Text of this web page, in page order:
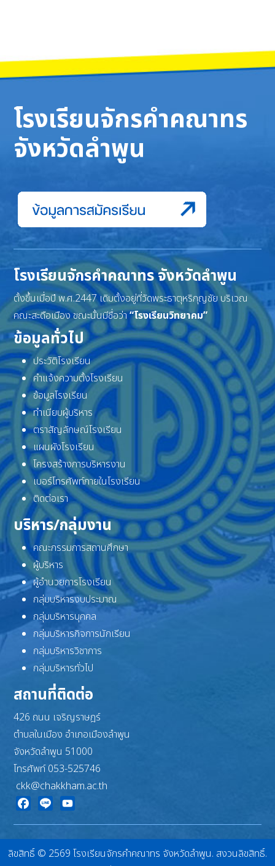
โรงเรียนจักรคำคณาทร
จังหวัดลำพูน
โรงเรียนจักรคำคณาทร จังหวัดลำพูน
ตั้งขึ้นเมื่อปี พ.ศ.2447 เดิมตั้งอยู่ที่วัดพระธาตุหริภุญชัย บริเวณ
คณะสะดือเมือง ขณะนั้นมีชื่อว่า“โรงเรียนวิทยาคม”
ข้อมูลทั่วไป
ประวัติโรงเรียน
คำแจ้งความตั้งโรงเรียน
ข้อมูลโรงเรียน
ทำเนียบผู้บริหาร
ตราสัญลักษณ์โรงเรียน
แผนผังโรงเรียน
โครงสร้างการบริหารงาน
เบอร์โทรศัพท์ภายในโรงเรียน
ติดต่อเรา
บริหาร/กลุ่มงาน
คณะกรรมการสถานศึกษา
ผู้บริหาร
ผู้อำนวยการโรงเรียน
กลุ่มบริหารงบประมาณ
กลุ่มบริหารบุคคล
กลุ่มบริหารกิจการนักเรียน
กลุ่มบริหารวิชาการ
กลุ่มบริหารทั่วไป
สถานที่ติดต่อ
426 ถนน เจริญราษฎร์
ตำบลในเมือง อำเภอเมืองลำพูน
จังหวัดลำพูน 51000
โทรศัพท์ 053-525746
ckk@chakkham.ac.th
ลิขสิทธิ์ © 2569 โรงเรียนจักรคำคณาทร จังหวัดลำพูน. สงวนลิขสิทธิ์.